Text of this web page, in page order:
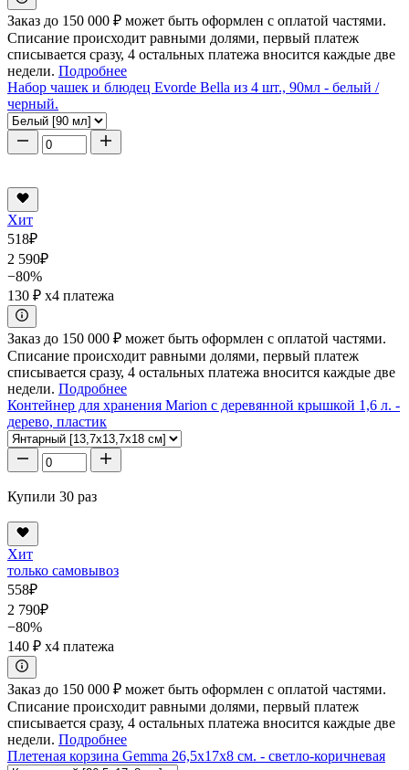
Заказ до 150 000 ₽ может быть оформлен с оплатой частями.
Списание происходит равными долями, первый платеж
списывается сразу, 4 остальных платежа вносится каждые две
недели. Подробнее
Набор чашек и блюдец Evorde Bella из 4 шт., 90мл - белый /
черный.
Хит
518₽
2 590₽
−80%
130 ₽ x4 платежа
Заказ до 150 000 ₽ может быть оформлен с оплатой частями.
Списание происходит равными долями, первый платеж
списывается сразу, 4 остальных платежа вносится каждые две
недели. Подробнее
Контейнер для хранения Marion с деревянной крышкой 1,6 л. -
дерево, пластик
Купили 30 раз
Хит
только самовывоз
558₽
2 790₽
−80%
140 ₽ x4 платежа
Заказ до 150 000 ₽ может быть оформлен с оплатой частями.
Списание происходит равными долями, первый платеж
списывается сразу, 4 остальных платежа вносится каждые две
недели. Подробнее
Плетеная корзина Gemma 26,5x17x8 см. - светло-коричневая